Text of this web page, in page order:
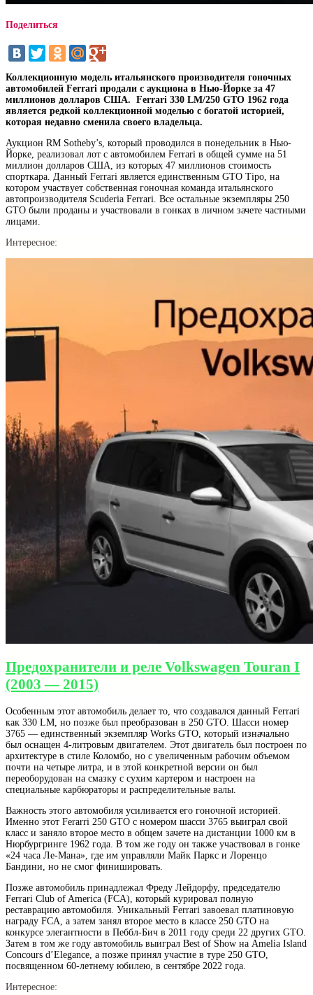
Поделиться
Коллекционную модель итальянского производителя гоночных
автомобилей Ferrari продали с аукциона в Нью-Йорке за 47
миллионов долларов США. Ferrari 330 LM/250 GTO 1962 года
является редкой коллекционной моделью с богатой историей,
которая недавно сменила своего владельца.
Аукцион RM Sotheby’s, который проводился в понедельник в Нью-
Йорке, реализовал лот с автомобилем Ferrari в общей сумме на 51
миллион долларов США, из которых 47 миллионов стоимость
спорткара. Данный Ferrari является единственным GTO Tipo, на
котором участвует собственная гоночная команда итальянского
автопроизводителя Scuderia Ferrari. Все остальные экземпляры 250
GTO были проданы и участвовали в гонках в личном зачете частными
лицами.
Интересное:
Предохранители и реле Volkswagen Touran I
(2003 — 2015)
Особенным этот автомобиль делает то, что создавался данный Ferrari
как 330 LM, но позже был преобразован в 250 GTO. Шасси номер
3765 — единственный экземпляр Works GTO, который изначально
был оснащен 4-литровым двигателем. Этот двигатель был построен по
архитектуре в стиле Коломбо, но с увеличенным рабочим объемом
почти на четыре литра, и в этой конкретной версии он был
переоборудован на смазку с сухим картером и настроен на
специальные карбюраторы и распределительные валы.
Важность этого автомобиля усиливается его гоночной историей.
Именно этот Ferarri 250 GTO с номером шасси 3765 выиграл свой
класс и заняло второе место в общем зачете на дистанции 1000 км в
Нюрбургринге 1962 года. В том же году он также участвовал в гонке
«24 часа Ле-Мана», где им управляли Майк Паркс и Лоренцо
Бандини, но не смог финишировать.
Позже автомобиль принадлежал Фреду Лейдорфу, председателю
Ferrari Club of America (FCA), который курировал полную
реставрацию автомобиля. Уникальный Ferrari завоевал платиновую
награду FCA, а затем занял второе место в классе 250 GTO на
конкурсе элегантности в Пеббл-Бич в 2011 году среди 22 других GTO.
Затем в том же году автомобиль выиграл Best of Show на Amelia Island
Concours d’Elegance, а позже принял участие в туре 250 GTO,
посвященном 60-летнему юбилею, в сентябре 2022 года.
Интересное: